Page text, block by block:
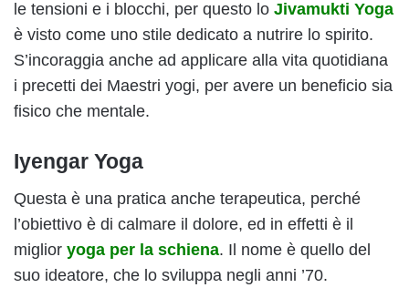
le tensioni e i blocchi, per questo lo Jivamukti Yoga
è visto come uno stile dedicato a nutrire lo spirito.
S’incoraggia anche ad applicare alla vita quotidiana
i precetti dei Maestri yogi, per avere un beneficio sia
fisico che mentale.
Iyengar Yoga
Questa è una pratica anche terapeutica, perché
l’obiettivo è di calmare il dolore, ed in effetti è il
miglior yoga per la schiena. Il nome è quello del
suo ideatore, che lo sviluppa negli anni ’70.